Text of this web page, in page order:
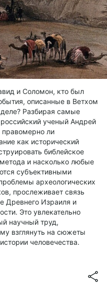
и Соломон, кто был
описанные в Ветхом
Разбирая самые
ученый Андрей
правомерно ли
как исторический
библейское
и насколько любые
субъективными
археологических
прослеживает связь
Древнего Израиля и
Это увлекательно
научный труд,
взглянуть на сюжеты
человечества.